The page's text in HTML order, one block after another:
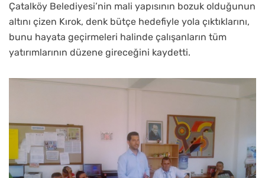
Çatalköy Belediyesi’nin mali yapısının bozuk olduğunun
altını çizen Kırok, denk bütçe hedefiyle yola çıktıklarını,
bunu hayata geçirmeleri halinde çalışanların tüm
yatırımlarının düzene gireceğini kaydetti.